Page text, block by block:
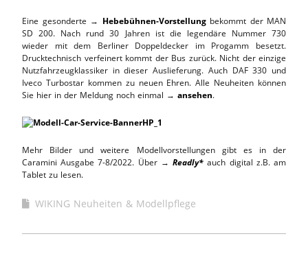
Eine gesonderte → Hebebühnen-Vorstellungbekommt der MAN
SD 200. Nach rund 30 Jahren ist die legendäre Nummer 730
wieder mit dem Berliner Doppeldecker im Progamm besetzt.
Drucktechnisch verfeinert kommt der Bus zurück. Nicht der einzige
Nutzfahrzeugklassiker in dieser Auslieferung. Auch DAF 330 und
Iveco Turbostar kommen zu neuen Ehren. Alle Neuheiten können
Sie hier in der Meldung noch einmal → ansehen.
Mehr Bilder und weitere Modellvorstellungen gibt es in der
Caramini Ausgabe 7-8/2022. Über →Readly* auch digital z.B. am
Tablet zu lesen.
WIKING Neuheiten & Modellpflege